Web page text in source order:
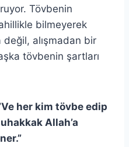
Tövbenin
bilmeyerek
alışmadan bir
tövbenin şartları
her kim tövbe edip
Allah’a